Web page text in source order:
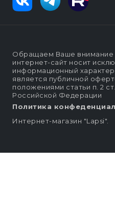
Обращаем Ваше внимание
интернет-сайт носит
информационный характер
является публичной
положениями статьи п. 2
Российской Федерации
Политика
Интернет-магазин "Lapsi".